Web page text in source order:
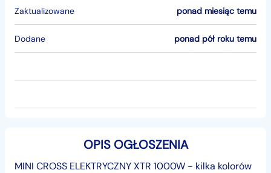
Zaktualizowane ponad miesiąc temu
Dodane ponad pół roku temu
OPIS OGŁOSZENIA
MINI CROSS ELEKTRYCZNY XTR 1000W - kilka kolorów